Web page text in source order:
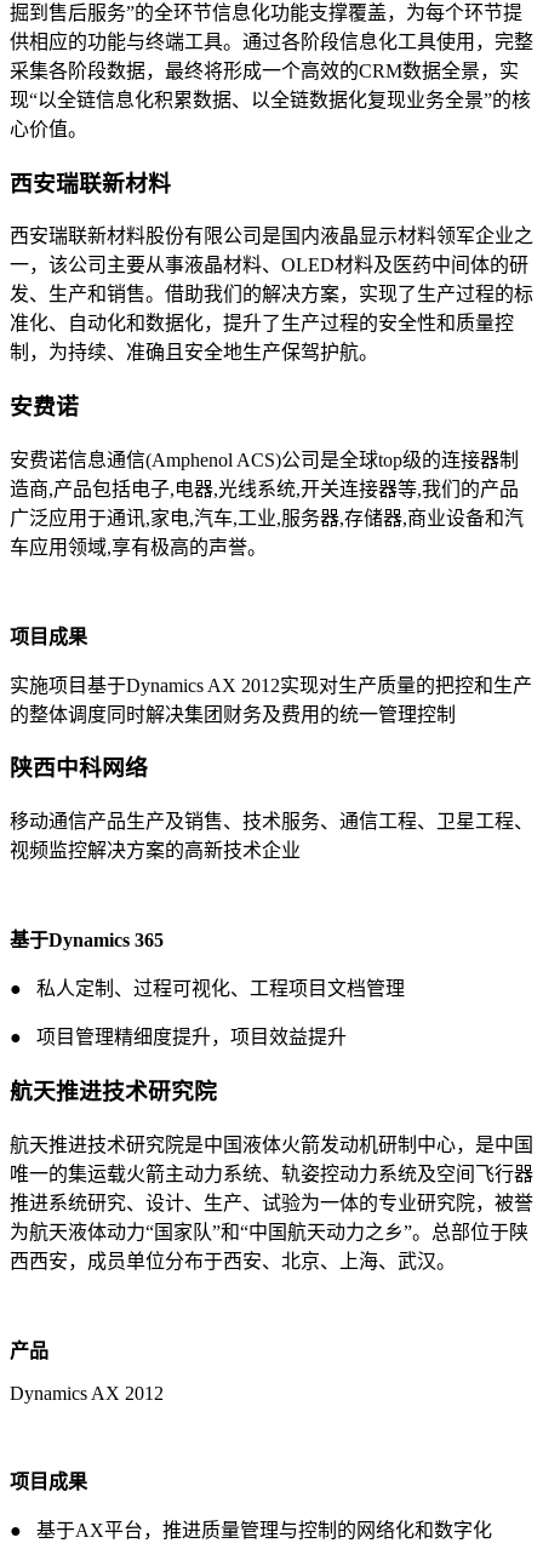
掘到售后服务”的全环节信息化功能支撑覆盖，为每个环节提
供相应的功能与终端工具。通过各阶段信息化工具使用，完整
采集各阶段数据，最终将形成一个高效的CRM数据全景，实
现“以全链信息化积累数据、以全链数据化复现业务全景”的核
心价值。
西安瑞联新材料
西安瑞联新材料股份有限公司是国内液晶显示材料领军企业之
一，该公司主要从事液晶材料、OLED材料及医药中间体的研
发、生产和销售。借助我们的解决方案，实现了生产过程的标
准化、自动化和数据化，提升了生产过程的安全性和质量控
制，为持续、准确且安全地生产保驾护航。
安费诺
安费诺信息通信(Amphenol ACS)公司是全球top级的连接器制
造商,产品包括电子,电器,光线系统,开关连接器等,我们的产品
广泛应用于通讯,家电,汽车,工业,服务器,存储器,商业设备和汽
车应用领域,享有极高的声誉。
项目成果
实施项目基于Dynamics AX 2012实现对生产质量的把控和生产
的整体调度同时解决集团财务及费用的统一管理控制
陕西中科网络
移动通信产品生产及销售、技术服务、通信工程、卫星工程、
视频监控解决方案的高新技术企业
基于Dynamics 365
● 私人定制、过程可视化、工程项目文档管理
● 项目管理精细度提升，项目效益提升
航天推进技术研究院
航天推进技术研究院是中国液体火箭发动机研制中心，是中国
唯一的集运载火箭主动力系统、轨姿控动力系统及空间飞行器
推进系统研究、设计、生产、试验为一体的专业研究院，被誉
为航天液体动力“国家队”和“中国航天动力之乡”。总部位于陕
西西安，成员单位分布于西安、北京、上海、武汉。
产品
Dynamics AX 2012
项目成果
● 基于AX平台，推进质量管理与控制的网络化和数字化